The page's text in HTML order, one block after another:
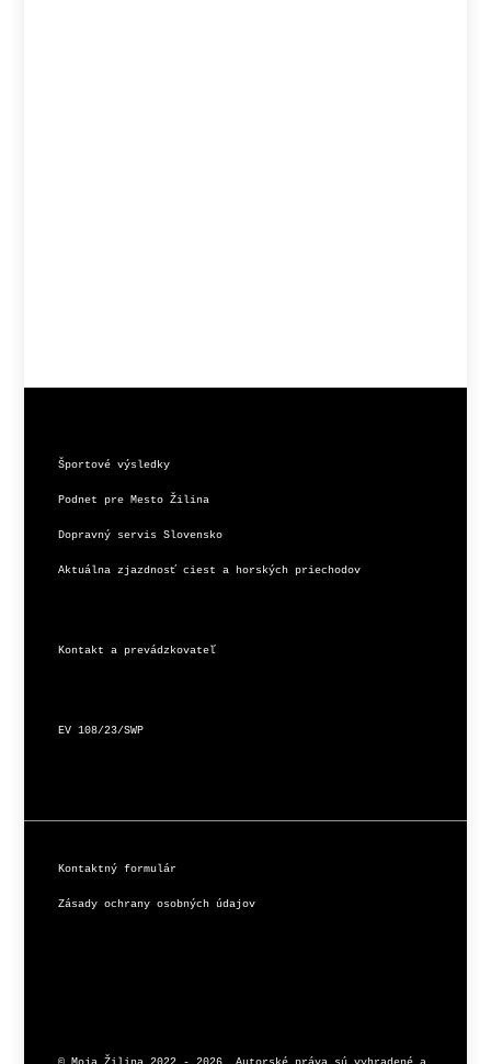
Športové výsledky
Podnet pre Mesto Žilina
Dopravný servis Slovensko
Aktuálna zjazdnosť ciest a horských priechodov
Kontakt a prevádzkovateľ
EV 108/23/SWP
Kontaktný formulár
Zásady ochrany osobných údajov